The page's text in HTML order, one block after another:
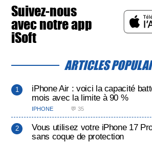
Suivez-nous
avec notre app
iSoft
ARTICLES
iPhone Air : voici la capacité
mois avec la limite à 90 %
IPHONE 💬 35
Vous utilisez votre iPhone 17
sans coque de protection